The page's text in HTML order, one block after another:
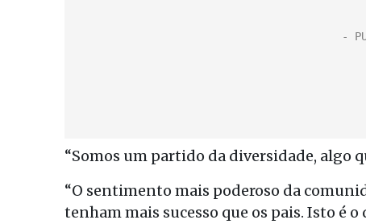
“Somos um partido da diversidade, algo
“O sentimento mais poderoso da
tenham mais sucesso que os pais. Isto é